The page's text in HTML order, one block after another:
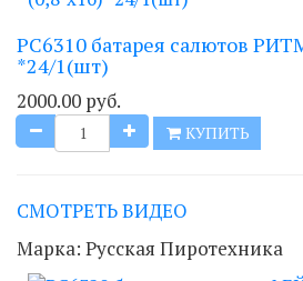
РС6310 батарея салютов
*24/1(шт)
2000.00 руб.
КУПИТЬ
СМОТРЕТЬ ВИДЕО
Марка: Русская Пиротехника